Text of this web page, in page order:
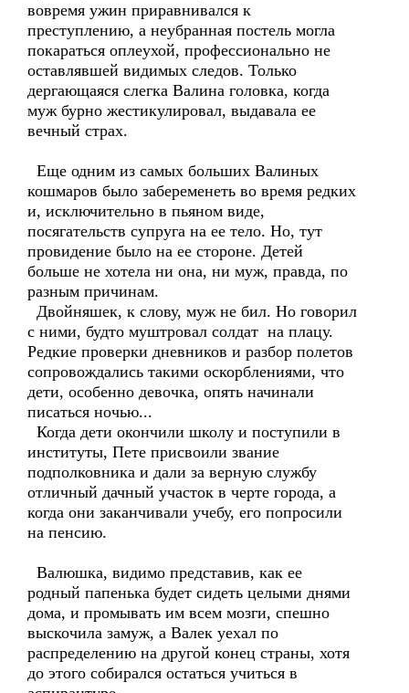
вовремя ужин приравнивался к
преступлению, а неубранная постель могла
покараться оплеухой, профессионально не
оставлявшей видимых следов. Только
дергающаяся слегка Валина головка, когда
муж бурно жестикулировал, выдавала ее
вечный страх.
Еще одним из самых больших Валиных
кошмаров было забеременеть во время редких
и, исключительно в пьяном виде,
посягательств супруга на ее тело. Но, тут
провидение было на ее стороне. Детей
больше не хотела ни она, ни муж, правда, по
разным причинам.
Двойняшек, к слову, муж не бил. Но говорил
с ними, будто муштровал солдат на плацу.
Редкие проверки дневников и разбор полетов
сопровождались такими оскорблениями, что
дети, особенно девочка, опять начинали
писаться ночью...
Когда дети окончили школу и поступили в
институты, Пете присвоили звание
подполковника и дали за верную службу
отличный дачный участок в черте города, а
когда они заканчивали учебу, его попросили
на пенсию.
Валюшка, видимо представив, как ее
родный папенька будет сидеть целыми днями
дома, и промывать им всем мозги, спешно
выскочила замуж, а Валек уехал по
распределению на другой конец страны, хотя
до этого собирался остаться учиться в